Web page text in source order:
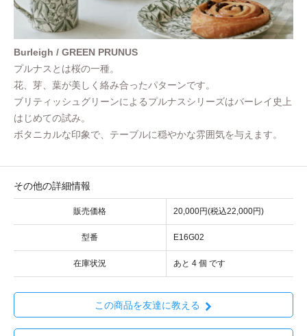
Burleigh / GREEN PRUNUS
プルナスとは桜の一種。
花、芽、葉が美しく絡み合ったパターンです。
ブリティッシュグリーンによるプルナスシリーズはバーレイ史上
はじめての試み。
ボタニカルな印象で、テーブルに穏やかな雰囲気を与えます。
その他の詳細情報
販売価格 20,000円(税込22,000円)
型番 E16G02
在庫状況 あと 4 個 です
この商品を友達に教える